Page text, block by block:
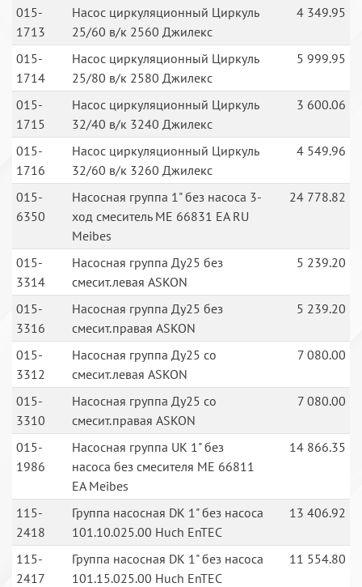
015-
1713
Насос циркуляционный Циркуль
25/60 в/к 2560 Джилекс
4 349.95
015-
1714
Насос циркуляционный Циркуль
25/80 в/к 2580 Джилекс
5 999.95
015-
1715
Насос циркуляционный Циркуль
32/40 в/к 3240 Джилекс
3 600.06
015-
1716
Насос циркуляционный Циркуль
32/60 в/к 3260 Джилекс
4 549.96
015-
6350
Насосная группа 1" без насоса 3-
ход смеситель ME 66831 EA RU
Meibes
24 778.82
015-
3314
Насосная группа Ду25 без
смесит.левая ASKON
5 239.20
015-
3316
Насосная группа Ду25 без
смесит.правая ASKON
5 239.20
015-
3312
Насосная группа Ду25 со
смесит.левая ASKON
7 080.00
015-
3310
Насосная группа Ду25 со
смесит.правая ASKON
7 080.00
015-
1986
Насосная группа UK 1" без
насоса без смесителя ME 66811
EA Meibes
14 866.35
115-
2418
Группа насосная DK 1" без насоса
101.10.025.00 Huch EnTEC
13 406.92
115-
2417
Группа насосная DK 1" без насоса
101.15.025.00 Huch EnTEC
11 554.80